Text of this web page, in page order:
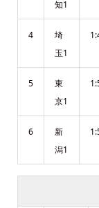
知1
4
埼
玉1
5
東
京1
6
新
潟1